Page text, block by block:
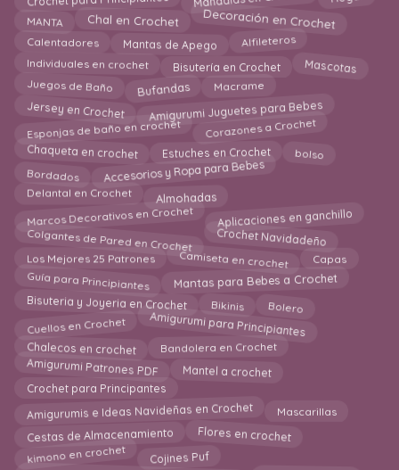
MANTA Chal en Crochet Decoración en Crochet
Calentadores Mantas de Apego Alfileteros
Individuales en crochet Bisutería en Crochet Mascotas
Juegos de Baño Bufandas Macrame
Jersey en Crochet Amigurumi Juguetes para Bebes
Esponjas de baño en crochet Corazones a Crochet
Chaqueta en crochet Estuches en Crochet bolso
Bordados Accesorios y Ropa para Bebes
Delantal en Crochet Almohadas
Marcos Decorativos en Crochet Aplicaciones en ganchillo
Colgantes de Pared en Crochet Crochet Navidadeño
Los Mejores 25 Patrones Camiseta en crochet Capas
Guía para Principiantes Mantas para Bebes a Crochet
Bisuteria y Joyeria en Crochet Bikinis Bolero
Cuellos en Crochet Amigurumi para Principiantes
Chalecos en crochet Bandolera en Crochet
Amigurumi Patrones PDF Mantel a crochet
Crochet para Principantes
Amigurumis e Ideas Navideñas en Crochet Mascarillas
Cestas de Almacenamiento Flores en crochet
kimono en crochet Cojines Puf